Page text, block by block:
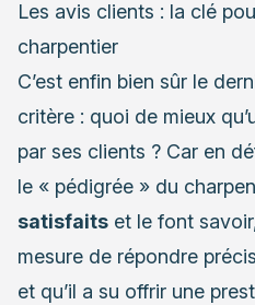
Les avis clients : la clé
charpentier
C’est enfin bien sûr le
critère : quoi de mieux
par ses clients ? Car en
le « pédigrée » du
satisfaits et le font
mesure de répondre
et qu’il a su offrir une